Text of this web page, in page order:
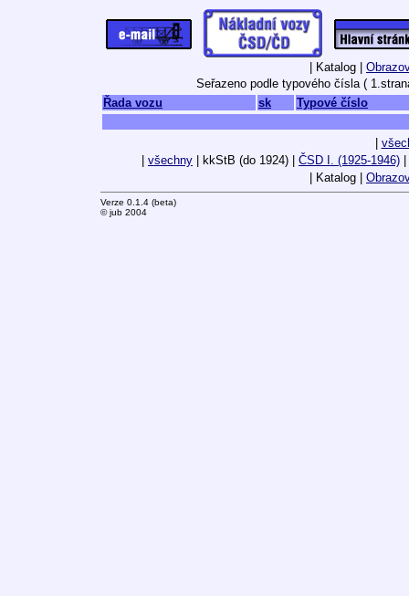
| Katalog |
Seřazeno podle typového čísla (
Řada vozu
sk Typové číslo
všechny | kkStB (do 1924) | ČSD I. (1925-1946)
| Katalog |
Verze 0.1.4 (beta)
© jub 2004